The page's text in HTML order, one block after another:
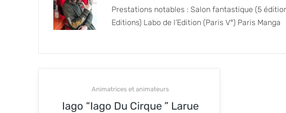
Prestations notables : Salon fantastique (5
Editions) Labo de l’Edition (Paris V°) Paris Manga
Animatrices et animateurs
Iago “Iago Du Cirque ” Larue